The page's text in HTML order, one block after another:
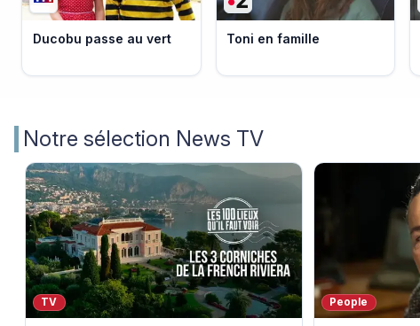
Ducobu passe au vert Toni en famille
Notre sélection News TV
TV People